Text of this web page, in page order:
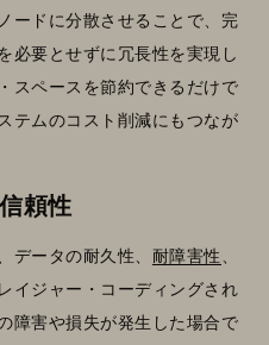
ードに分散させることで、完
必要とせずに冗長性を実現し
スペースを節約できるだけで
テムのコスト削減にもつなが
頼性
データの耐久性、 耐障害性
イジャー・コーディングされ
障害や損失が発生した場合で